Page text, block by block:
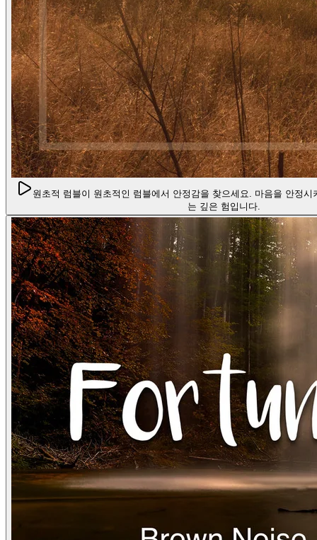
원초적 럼블이 원초적인 럼블에서 안정감을 찾으세요. 마음을 안정
는 깊은 험입니다.